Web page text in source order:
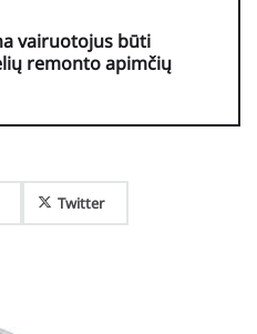
vairuotojus būti
remonto apimčių
Twitter